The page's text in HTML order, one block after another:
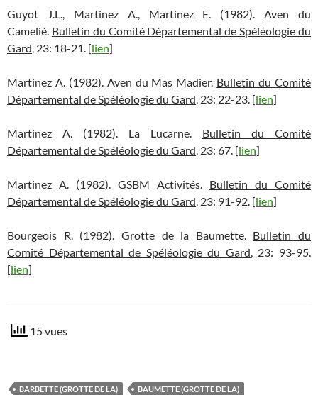
Guyot J.L., Martinez A., Martinez E. (1982). Aven du
Camelié. Bulletin du Comité Départemental de Spéléologie du
Gard, 23: 18-21. [lien]
Martinez A. (1982). Aven du Mas Madier. Bulletin du Comité
Départemental de Spéléologie du Gard, 23: 22-23. [lien]
Martinez A. (1982). La Lucarne. Bulletin du Comité
Départemental de Spéléologie du Gard, 23: 67. [lien]
Martinez A. (1982). GSBM Activités. Bulletin du Comité
Départemental de Spéléologie du Gard, 23: 91-92. [lien]
Bourgeois R. (1982). Grotte de la Baumette. Bulletin du
Comité Départemental de Spéléologie du Gard, 23: 93-95.
[lien]
15 vues
BARBETTE (GROTTE DE LA)
BAUMETTE (GROTTE DE LA)